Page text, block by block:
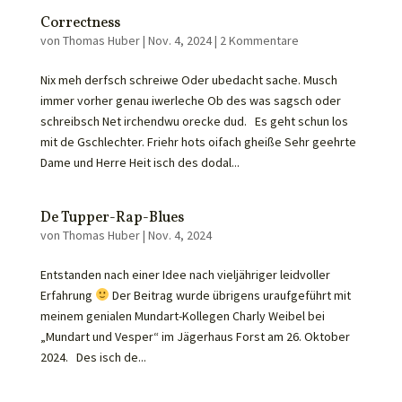
Correctness
von Thomas Huber| Nov. 4, 2024| 2 Kommentare
Nix meh derfsch schreiwe Oder ubedacht sache. Musch
immer vorher genau iwerleche Ob des was sagsch oder
schreibsch Net irchendwu orecke dud. Es geht schun los
mit de Gschlechter. Friehr hots oifach gheiße Sehr geehrte
Dame und Herre Heit isch des dodal...
De Tupper-Rap-Blues
von Thomas Huber| Nov. 4, 2024
Entstanden nach einer Idee nach vieljähriger leidvoller
Erfahrung
Der Beitrag wurde übrigens uraufgeführt mit
meinem genialen Mundart-Kollegen Charly Weibel bei
„Mundart und Vesper“ im Jägerhaus Forst am 26. Oktober
2024. Des isch de...